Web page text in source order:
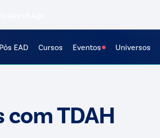
Pós EAD Cursos Eventos Universos
com TDAH